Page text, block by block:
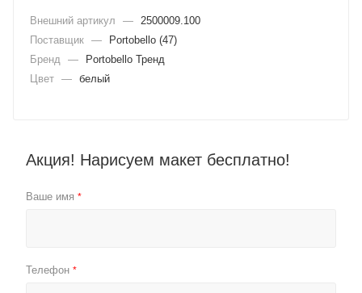
Внешний артикул —
2500009.100
Поставщик —
Portobello (47)
Бренд
—
Portobello Тренд
Цвет — белый
Акция! Нарисуем макет бесплатно!
Ваше имя *
Телефон *